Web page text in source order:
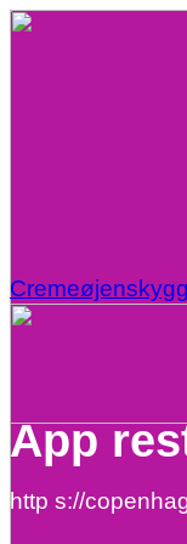
App
http s://